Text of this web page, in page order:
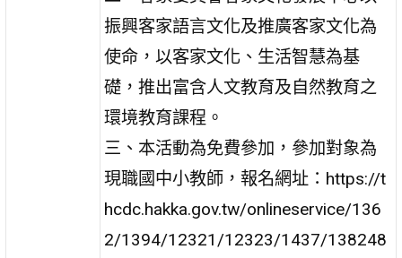
振興客家語言文化及推廣客家文化為
使命，以客家文化、生活智慧為基
礎，推出富含人文教育及自然教育之
環境教育課程。
三、本活動為免費參加，參加對象為
現職國中小教師，報名網址：https://t
hcdc.hakka.gov.tw/onlineservice/136
2/1394/12321/12323/1437/138248